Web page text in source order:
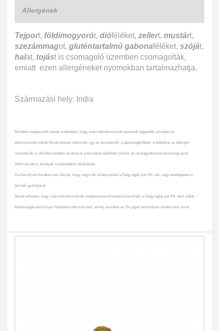
Allergének
Tejport, földimogyorót, dióféléket, zellert, mustárt,
szezámmagot, gluténtartalmú gabonaféléket, szóját,
halat, tojást is csomagoló üzemben csomagolták,
emiatt ezen allergéneket nyomokban tartalmazhatja.
Származási hely: India
Mindent megteszünk annak érdekében, hogy a termékinformációk pontosak legyenek, azonban az
élelmiszertermékek folyamatosan változnak, így az összetevők, a tápanyagértékek, a dietetikai és allergén
összetevők is. Minden esetben olvassa el a terméken található címkét, és ne hagyatkozzon kizárólag azon
információkra, amelyek a weboldalon találhatóak.
Ha bármilyen kérdése van, kérjük, hogy vegye fel a kapcsolatot a Négy égtáj ízei Kft.-vel, vagy esetlegesen a
termék gyártójával.
Annak ellenére, hogy a termékinformációk rendszeresen frissítésre kerülnek, a Négy égtáj ízei Kft. nem vállal
felelősséget semmilyen helytelen információért, amely azonban az Ön jogait semmilyen módon nem érinti.